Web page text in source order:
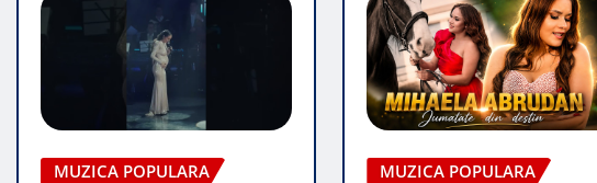
MUZICA POPULARA MUZICA POPULARA